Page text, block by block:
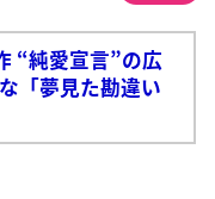
“純愛宣言”の広
「夢見た勘違い